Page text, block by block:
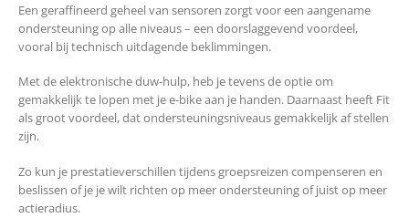
Een geraffineerd geheel van sensoren zorgt voor een aangename
ondersteuning op alle niveaus – een doorslaggevend voordeel,
vooral bij technisch uitdagende beklimmingen.
Met de elektronische duw-hulp, heb je tevens de optie om
gemakkelijk te lopen met je e-bike aan je handen. Daarnaast heeft Fit
als groot voordeel, dat ondersteuningsniveaus gemakkelijk af stellen
zijn.
Zo kun je prestatieverschillen tijdens groepsreizen compenseren en
beslissen of je je wilt richten op meer ondersteuning of juist op meer
actieradius.